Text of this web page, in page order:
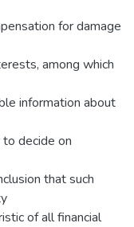
for damage
among which
information about
decide on
that such
of all financial